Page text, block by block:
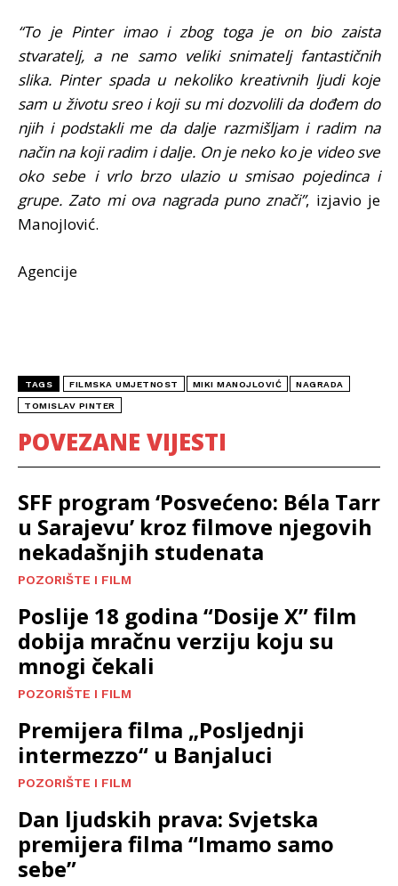
“To je Pinter imao i zbog toga je on bio zaista
stvaratelj, a ne samo veliki snimatelj fantastičnih
slika. Pinter spada u nekoliko kreativnih ljudi koje
sam u životu sreo i koji su mi dozvolili da dođem do
njih i podstakli me da dalje razmišljam i radim na
način na koji radim i dalje. On je neko ko je video sve
oko sebe i vrlo brzo ulazio u smisao pojedinca i
grupe. Zato mi ova nagrada puno znači”, izjavio je
Manojlović.
Agencije
TAGS FILMSKA UMJETNOST MIKI MANOJLOVIĆ NAGRADA
TOMISLAV PINTER
POVEZANE VIJESTI
SFF program ‘Posvećeno: Béla Tarr
u Sarajevu’ kroz filmove njegovih
nekadašnjih studenata
POZORIŠTE I FILM
Poslije 18 godina “Dosije X” film
dobija mračnu verziju koju su
mnogi čekali
POZORIŠTE I FILM
Premijera filma „Posljednji
intermezzo“ u Banjaluci
POZORIŠTE I FILM
Dan ljudskih prava: Svjetska
premijera filma “Imamo samo
sebe”